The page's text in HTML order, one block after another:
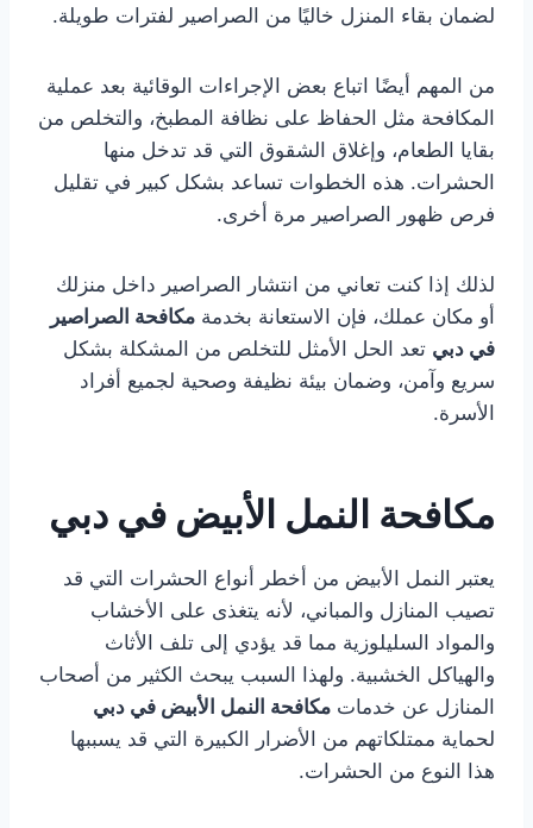
لضمان بقاء المنزل خاليًا من الصراصير لفترات طويلة.
من المهم أيضًا اتباع بعض الإجراءات الوقائية بعد عملية
المكافحة مثل الحفاظ على نظافة المطبخ، والتخلص من
بقايا الطعام، وإغلاق الشقوق التي قد تدخل منها
الحشرات. هذه الخطوات تساعد بشكل كبير في تقليل
فرص ظهور الصراصير مرة أخرى.
لذلك إذا كنت تعاني من انتشار الصراصير داخل منزلك
أو مكان عملك، فإن الاستعانة بخدمة مكافحة الصراصير
في دبي تعد الحل الأمثل للتخلص من المشكلة بشكل
سريع وآمن، وضمان بيئة نظيفة وصحية لجميع أفراد
الأسرة.
مكافحة النمل الأبيض في دبي
يعتبر النمل الأبيض من أخطر أنواع الحشرات التي قد
تصيب المنازل والمباني، لأنه يتغذى على الأخشاب
والمواد السليلوزية مما قد يؤدي إلى تلف الأثاث
والهياكل الخشبية. ولهذا السبب يبحث الكثير من أصحاب
المنازل عن خدمات مكافحة النمل الأبيض في دبي
لحماية ممتلكاتهم من الأضرار الكبيرة التي قد يسببها
هذا النوع من الحشرات.